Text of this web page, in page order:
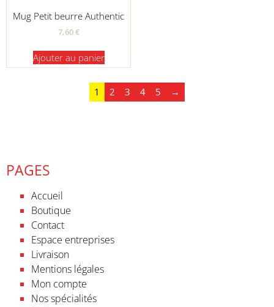
Mug Petit beurre Authentic
7,60€
Ajouter au panier
1 2 3 4 5 →
PAGES
Accueil
Boutique
Contact
Espace entreprises
Livraison
Mentions légales
Mon compte
Nos spécialités